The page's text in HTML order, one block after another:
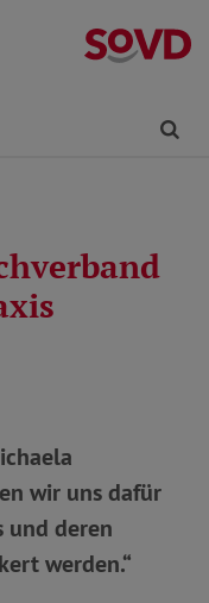
wir uns dafür
und deren
werden.“